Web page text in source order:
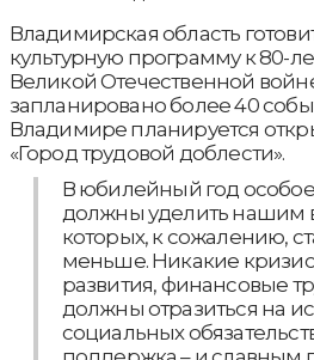
Владимирская область
культурную программу к 80-
Великой Отечественной
запланировано более 40
Владимире планируется
«Город трудовой доблести».
В юбилейный год
должны уделить нашим
которых, к сожалению,
меньше. Никакие
развития, финансовые
должны отразиться на
социальных